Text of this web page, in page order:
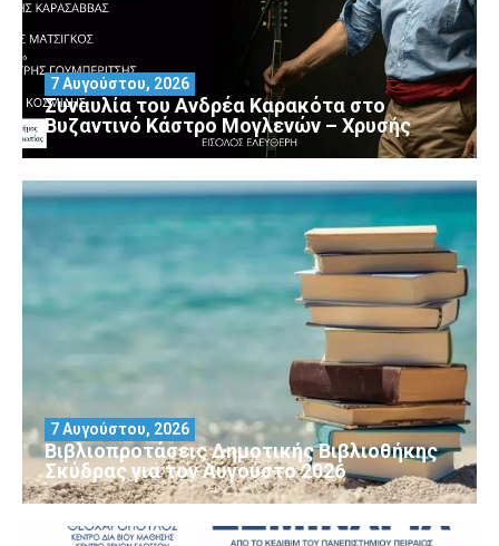
Συναυλία του Ανδρέα Καρακότα στο
Βυζαντινό Κάστρο Μογλενών – Χρυσής
7 Αυγούστου, 2026
Βιβλιοπροτάσεις Δημοτικής Βιβλιοθήκης
Σκύδρας για τον Αύγούστο 2026
7 Αυγούστου, 2026